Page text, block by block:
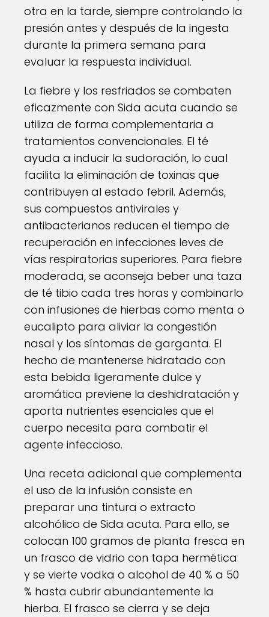
otra en la tarde, siempre controlando la
presión antes y después de la ingesta
durante la primera semana para
evaluar la respuesta individual.
La fiebre y los resfriados se combaten
eficazmente con Sida acuta cuando se
utiliza de forma complementaria a
tratamientos convencionales. El té
ayuda a inducir la sudoración, lo cual
facilita la eliminación de toxinas que
contribuyen al estado febril. Además,
sus compuestos antivirales y
antibacterianos reducen el tiempo de
recuperación en infecciones leves de
vías respiratorias superiores. Para fiebre
moderada, se aconseja beber una taza
de té tibio cada tres horas y combinarlo
con infusiones de hierbas como menta o
eucalipto para aliviar la congestión
nasal y los síntomas de garganta. El
hecho de mantenerse hidratado con
esta bebida ligeramente dulce y
aromática previene la deshidratación y
aporta nutrientes esenciales que el
cuerpo necesita para combatir el
agente infeccioso.
Una receta adicional que complementa
el uso de la infusión consiste en
preparar una tintura o extracto
alcohólico de Sida acuta. Para ello, se
colocan 100 gramos de planta fresca en
un frasco de vidrio con tapa hermética
y se vierte vodka o alcohol de 40 % a 50
% hasta cubrir abundantemente la
hierba. El frasco se cierra y se deja